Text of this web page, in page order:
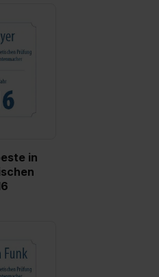
Informationen zu den
durch Klick auf „Details
Datenschutzerklärung
in